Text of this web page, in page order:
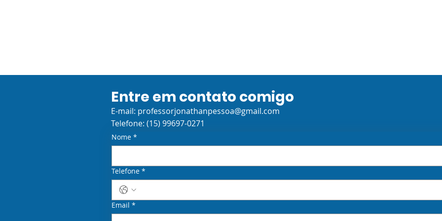
Entre em contato comigo
E-mail: professorjonathanpessoa@gmail.com
Telefone: (15) 99697-0271
Nome *
Telefone *
Email *